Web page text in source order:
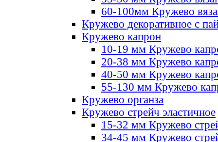
60-100мм Кружево
Кружево декоративное с
Кружево капрон
10-19 мм Кружево
20-38 мм Кружево
40-50 мм Кружево
55-130 мм Кружево
Кружево органза
Кружево стрейч эластичное
15-32 мм Кружево
34-45 мм Кружево